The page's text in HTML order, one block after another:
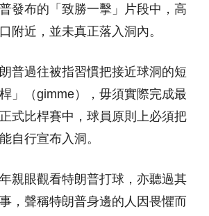
發布的「致勝一擊」片段中，高
附近，並未真正落入洞內。
普過往被指習慣把接近球洞的短
」（gimme），毋須實際完成最
式比桿賽中，球員原則上必須把
自行宣布入洞。
親眼觀看特朗普打球，亦聽過其
，聲稱特朗普身邊的人因畏懼而